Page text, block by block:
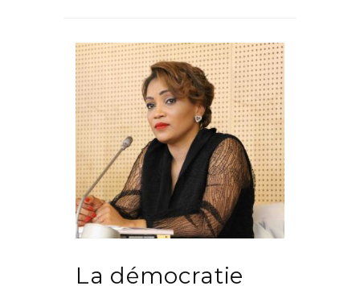
La démocratie